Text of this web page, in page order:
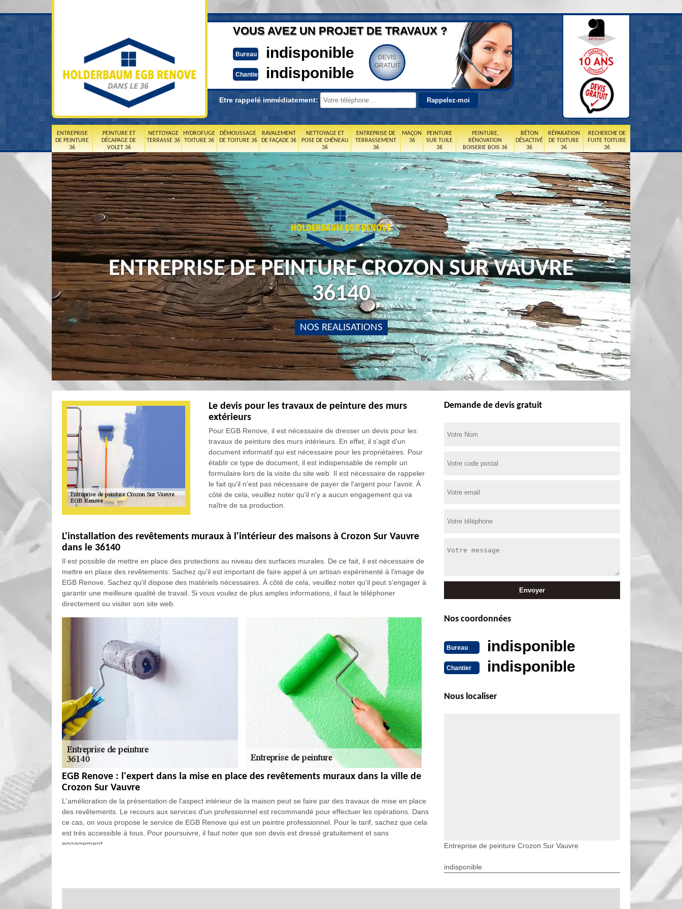
VOUS AVEZ UN PROJET DE TRAVAUX ?
Bureau indisponible
Chantier indisponible
DEVIS
GRATUIT
Etre rappelé immédiatement:
ENTREPRISE
DE PEINTURE
36
PEINTURE ET
DÉCAPAGE DE
VOLET 36
NETTOYAGE
TERRASSE 36
HYDROFUGE
TOITURE 36
DÉMOUSSAGE
DE TOITURE 36
RAVALEMENT
DE FAÇADE 36
NETTOYAGE ET
POSE DE CHÉNEAU
36
ENTREPRISE DE
TERRASSEMENT
36
MAÇON
36
PEINTURE
SUR TUILE
36
PEINTURE,
RÉNOVATION
BOISERIE BOIS 36
BÉTON
DÉSACTIVÉ
36
RÉPARATION
DE TOITURE
36
RECHERCHE DE
FUITE TOITURE
36
ENTREPRISE DE PEINTURE CROZON SUR VAUVRE
36140
NOS REALISATIONS
Le devis pour les travaux de peinture des murs
extérieurs
Pour EGB Renove, il est nécessaire de dresser un devis pour les
travaux de peinture des murs intérieurs. En effet, il s'agit d'un
document informatif qui est nécessaire pour les propriétaires. Pour
établir ce type de document, il est indispensable de remplir un
formulaire lors de la visite du site web. Il est nécessaire de rappeler
le fait qu'il n'est pas nécessaire de payer de l'argent pour l'avoir. À
côté de cela, veuillez noter qu'il n'y a aucun engagement qui va
naître de sa production.
L'installation des revêtements muraux à l'intérieur des maisons à Crozon Sur Vauvre
dans le 36140
Il est possible de mettre en place des protections au niveau des surfaces murales. De ce fait, il est nécessaire de
mettre en place des revêtements. Sachez qu'il est important de faire appel à un artisan expérimenté à l'image de
EGB Renove. Sachez qu'il dispose des matériels nécessaires. À côté de cela, veuillez noter qu'il peut s'engager à
garantir une meilleure qualité de travail. Si vous voulez de plus amples informations, il faut le téléphoner
directement ou visiter son site web.
EGB Renove : l'expert dans la mise en place des revêtements muraux dans la ville de
Crozon Sur Vauvre
L'amélioration de la présentation de l'aspect intérieur de la maison peut se faire par des travaux de mise en place
des revêtements. Le recours aux services d'un professionnel est recommandé pour effectuer les opérations. Dans
ce cas, on vous propose le service de EGB Renove qui est un peintre professionnel. Pour le tarif, sachez que cela
est très accessible à tous. Pour poursuivre, il faut noter que son devis est dressé gratuitement et sans
engagement.
Un expert est toujours sollicité pour effectuer les opérations qui touchent les murs extérieurs des maisons. En
Demande de devis gratuit
Nos coordonnées
Bureau indisponible
Chantier indisponible
Nous localiser
Entreprise de peinture Crozon Sur Vauvre
indisponible